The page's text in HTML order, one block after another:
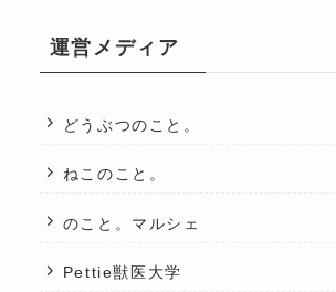
運営メディア
どうぶつのこと。
ねこのこと。
のこと。マルシェ
Pettie獣医大学